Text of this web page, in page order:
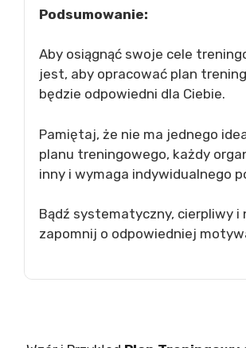
Podsumowanie:
Aby osiągnąć swoje cele
jest, aby opracować plan
będzie odpowiedni dla Ciebie.
Pamiętaj, że nie ma jednego
planu treningowego, każdy
inny i wymaga indywidualnego
Bądź systematyczny, cierpliwy i
zapomnij o odpowiedniej